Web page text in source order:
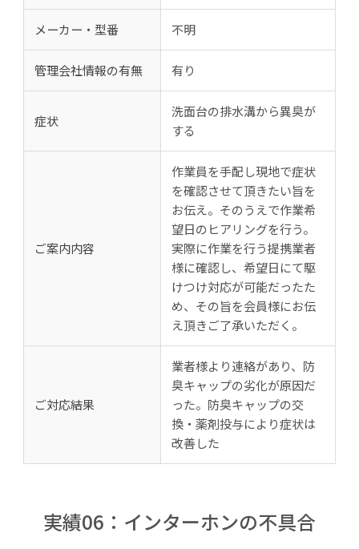
メーカー・型番 不明
管理会社情報の有無 有り
症状
洗面台の排水溝から異臭が
する
ご案内内容
作業員を手配し現地で症状
を確認させて頂きたい旨を
お伝え。そのうえで作業希
望日のヒアリングを行う。
実際に作業を行う提携業者
様に確認し、希望日にて駆
けつけ対応が可能だったた
め、その旨を会員様にお伝
え頂きご了承いただく。
ご対応結果
業者様より連絡があり、防
臭キャップの劣化が原因だ
った。防臭キャップの交
換・薬剤投与により症状は
改善した
実績06：インターホンの不具合